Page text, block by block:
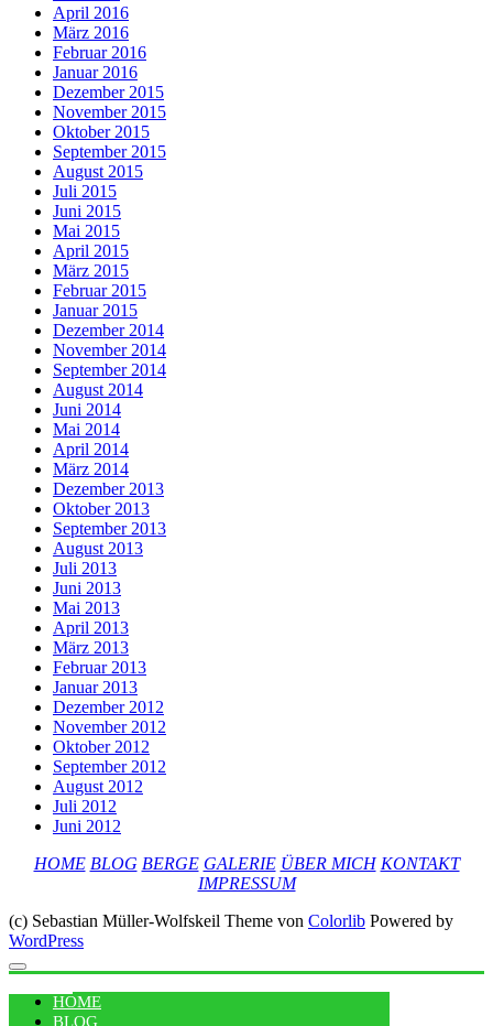
April 2016
März 2016
Februar 2016
Januar 2016
Dezember 2015
November 2015
Oktober 2015
September 2015
August 2015
Juli 2015
Juni 2015
Mai 2015
April 2015
März 2015
Februar 2015
Januar 2015
Dezember 2014
November 2014
September 2014
August 2014
Juni 2014
Mai 2014
April 2014
März 2014
Dezember 2013
Oktober 2013
September 2013
August 2013
Juli 2013
Juni 2013
Mai 2013
April 2013
März 2013
Februar 2013
Januar 2013
Dezember 2012
November 2012
Oktober 2012
September 2012
August 2012
Juli 2012
Juni 2012
HOME BLOG BERGE GALERIE ÜBER MICH KONTAKT
IMPRESSUM
(c) Sebastian Müller-Wolfskeil Theme von Colorlib Powered by
WordPress
HOME
BLOG